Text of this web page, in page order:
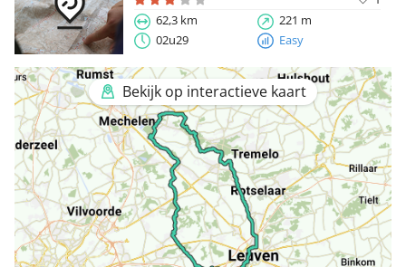
62,3 km
221 m
02u29
Easy
Bekijk op interactieve kaart